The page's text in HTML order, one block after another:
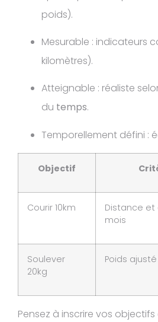
poids).
Mesurable : indicateurs
kilomètres).
Atteignable : réaliste
du temps.
Temporellement défini :
Objectif
Courir 10km
Distance et
mois
Soulever
20kg
Poids
Pensez à inscrire vos